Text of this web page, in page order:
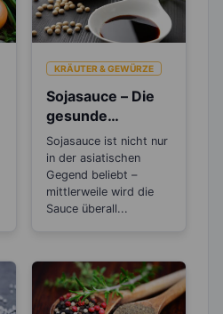
KRÄUTER & GEWÜRZE
Sojasauce – Die
gesunde
Salzalternative
Sojasauce ist nicht nur
in der asiatischen
Gegend beliebt –
mittlerweile wird die
Sauce überall...